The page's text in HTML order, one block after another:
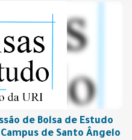
de Bolsa de Estudo
de Santo Ângelo